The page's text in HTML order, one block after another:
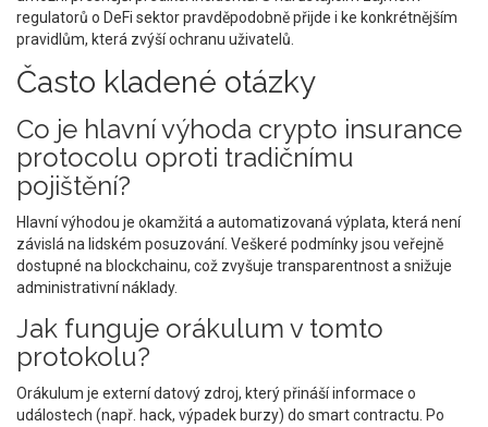
regulatorů o DeFi sektor pravděpodobně přijde i ke konkrétnějším
pravidlům, která zvýší ochranu uživatelů.
Často kladené otázky
Co je hlavní výhoda crypto insurance
protocolu oproti tradičnímu
pojištění?
Hlavní výhodou je okamžitá a automatizovaná výplata, která není
závislá na lidském posuzování. Veškeré podmínky jsou veřejně
dostupné na blockchainu, což zvyšuje transparentnost a snižuje
administrativní náklady.
Jak funguje orákulum v tomto
protokolu?
Orákulum je externí datový zdroj, který přináší informace o
událostech (např. hack, výpadek burzy) do smart contractu. Po